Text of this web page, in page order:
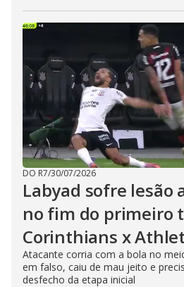
DO R7/30/07/2026
Labyad sofre lesão
no fim do primeiro
Corinthians x
Atacante corria com a bola no
em falso, caiu de mau jeito e
desfecho da etapa inicial